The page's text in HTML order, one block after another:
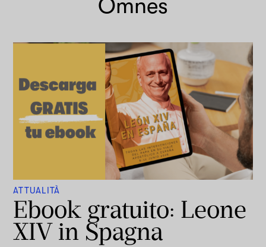
Omnes
ATTUALITÀ
Ebook gratuito: Leone
XIV in Spagna